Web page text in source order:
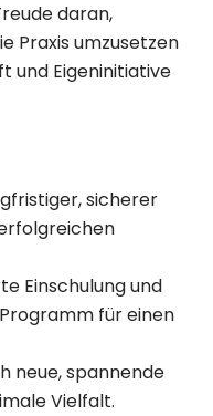
daran,
Praxis umzusetzen
und Eigeninitiative
sicherer
Einschulung und
für einen
neue, spannende
Vielfalt.